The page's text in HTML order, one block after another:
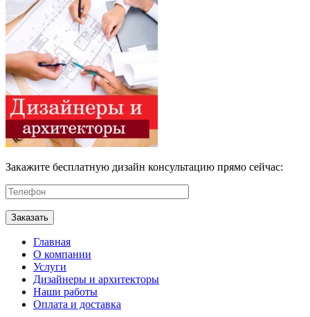
Закажите бесплатную дизайн консультацию прямо сейчас:
Главная
О компании
Услуги
Дизайнеры и архитекторы
Наши работы
Оплата и доставка